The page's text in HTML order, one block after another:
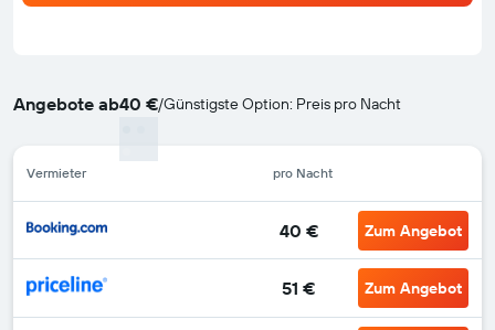
Angebote ab40 €/Günstigste Option: Preis pro Nacht
Vermieter pro Nacht
40 € Zum Angebot
51 € Zum Angebot